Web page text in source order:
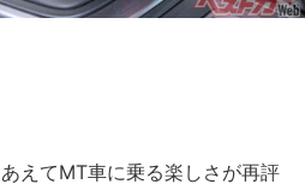
えてMT車に乗る楽しさが再評